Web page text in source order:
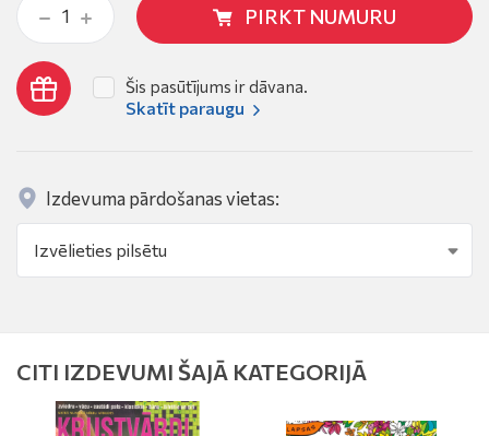
PIRKT NUMURU
Šis pasūtījums ir dāvana.
Skatīt paraugu
Izdevuma pārdošanas vietas:
CITI IZDEVUMI ŠAJĀ KATEGORIJĀ